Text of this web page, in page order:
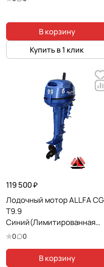
В корзину
Купить в 1 клик
119 500 ₽
Лодочный мотор ALLFA CG
T9.9
Синий(Лимитированная
серия)
0 0
В корзину